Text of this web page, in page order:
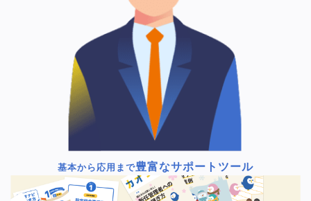
基本から応用まで豊富なサポートツール